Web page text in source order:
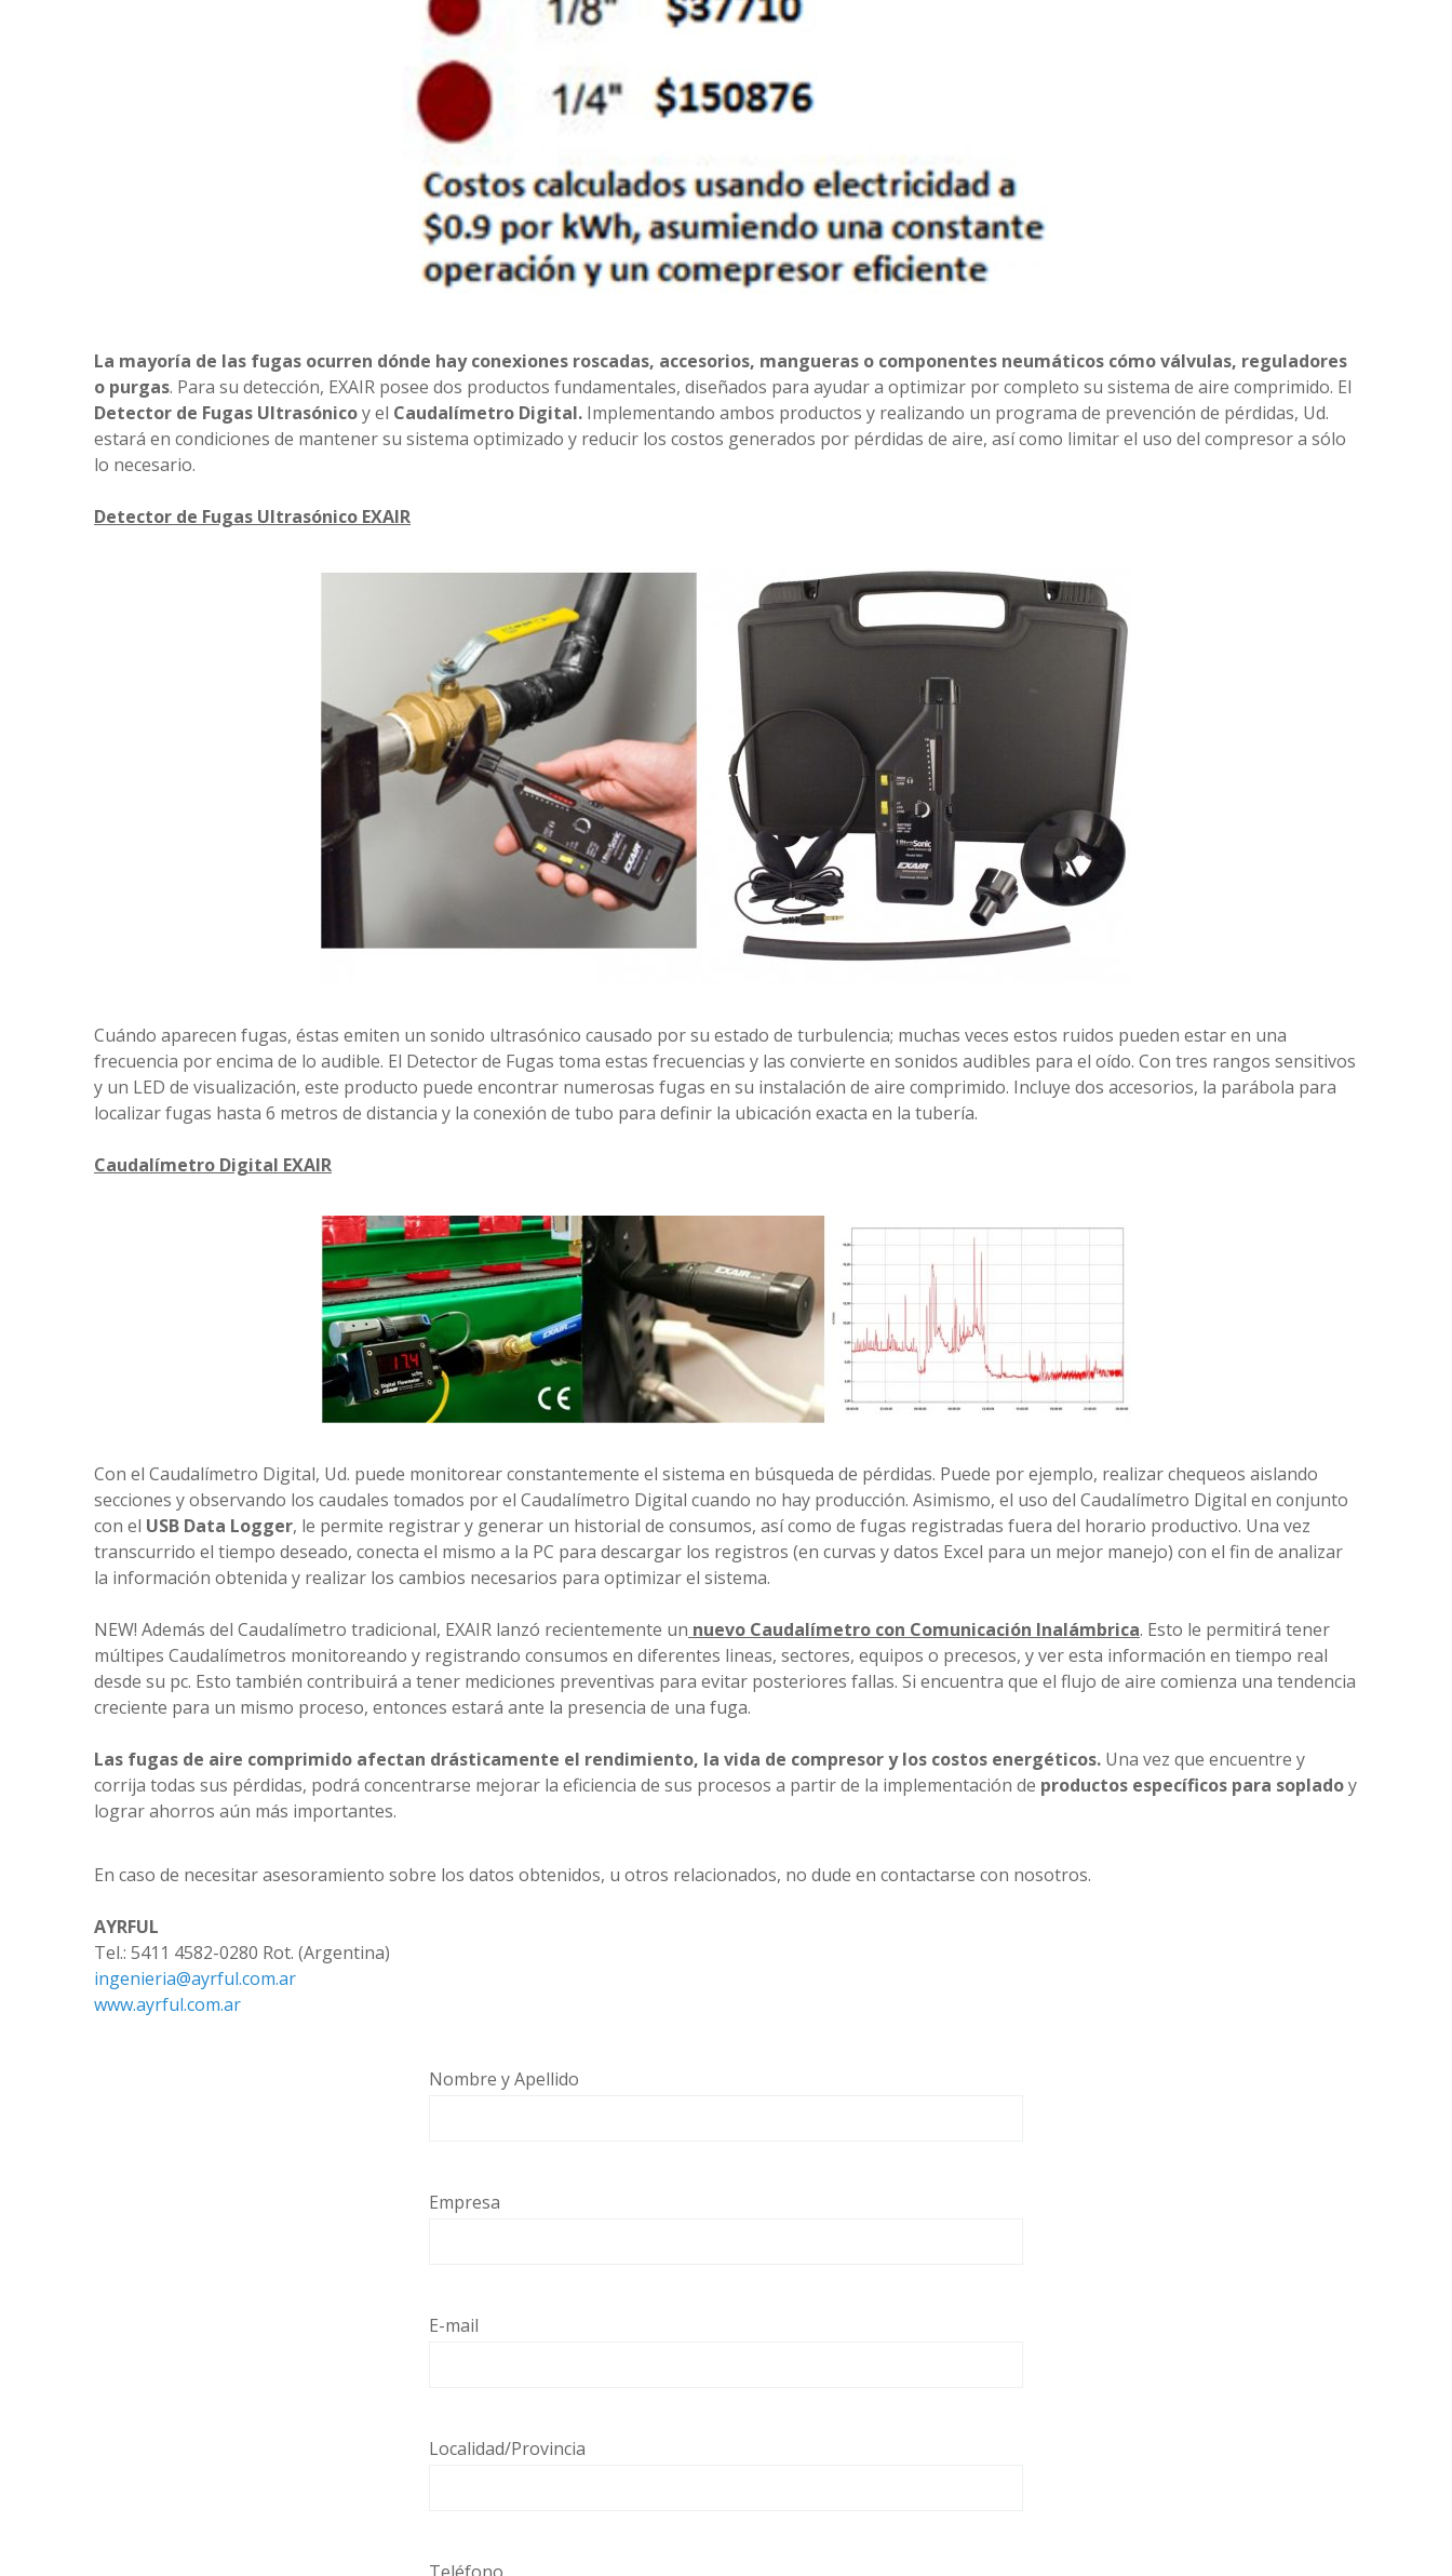
La mayoría de las fugas ocurren dónde hay conexiones roscadas, accesorios, mangueras o componentes neumáticos cómo válvulas, reguladores
o purgas. Para su detección, EXAIR posee dos productos fundamentales, diseñados para ayudar a optimizar por completo su sistema de aire comprimido. El
Detector de Fugas Ultrasónicoy el Caudalímetro Digital. Implementando ambos productos y realizando un programa de prevención de pérdidas, Ud.
estará en condiciones de mantener su sistema optimizado y reducir los costos generados por pérdidas de aire, así como limitar el uso del compresor a sólo
lo necesario.
Detector de Fugas Ultrasónico EXAIR
Cuándo aparecen fugas, éstas emiten un sonido ultrasónico causado por su estado de turbulencia; muchas veces estos ruidos pueden estar en una
frecuencia por encima de lo audible. El Detector de Fugas toma estas frecuencias y las convierte en sonidos audibles para el oído. Con tres rangos sensitivos
y un LED de visualización, este producto puede encontrar numerosas fugas en su instalación de aire comprimido. Incluye dos accesorios, la parábola para
localizar fugas hasta 6 metros de distancia y la conexión de tubo para definir la ubicación exacta en la tubería.
Caudalímetro Digital EXAIR
Con el Caudalímetro Digital, Ud. puede monitorear constantemente el sistema en búsqueda de pérdidas. Puede por ejemplo, realizar chequeos aislando
secciones y observando los caudales tomados por el Caudalímetro Digital cuando no hay producción. Asimismo, el uso del Caudalímetro Digital en conjunto
con el USB Data Logger, le permite registrar y generar un historial de consumos, así como de fugas registradas fuera del horario productivo. Una vez
transcurrido el tiempo deseado, conecta el mismo a la PC para descargar los registros (en curvas y datos Excel para un mejor manejo) con el fin de analizar
la información obtenida y realizar los cambios necesarios para optimizar el sistema.
NEW! Además del Caudalímetro tradicional, EXAIR lanzó recientemente un nuevo Caudalímetro con Comunicación Inalámbrica. Esto le permitirá tener
múltipes Caudalímetros monitoreando y registrando consumos en diferentes lineas, sectores, equipos o precesos, y ver esta información en tiempo real
desde su pc. Esto también contribuirá a tener mediciones preventivas para evitar posteriores fallas. Si encuentra que el flujo de aire comienza una tendencia
creciente para un mismo proceso, entonces estará ante la presencia de una fuga.
Las fugas de aire comprimido afectan drásticamente el rendimiento, la vida de compresor y los costos energéticos. Una vez que encuentre y
corrija todas sus pérdidas, podrá concentrarse mejorar la eficiencia de sus procesos a partir de la implementación de productos específicos para sopladoy
lograr ahorros aún más importantes.
En caso de necesitar asesoramiento sobre los datos obtenidos, u otros relacionados, no dude en contactarse con nosotros.
AYRFUL
Tel.: 5411 4582-0280 Rot. (Argentina)
ingenieria@ayrful.com.ar
www.ayrful.com.ar
Nombre y Apellido
Empresa
E-mail
Localidad/Provincia
Teléfono